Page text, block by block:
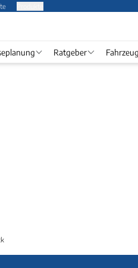
Ratgeber